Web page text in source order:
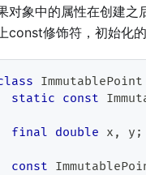
对象中的属性在创建
const修饰符，初始化
ImmutablePoint
static const
final double x , y ;
const